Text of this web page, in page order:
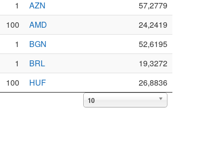
1 AZN
57,2779
100 AMD
24,2419
1 BGN
52,6195
1 BRL
19,3272
100 HUF 26,8836
10